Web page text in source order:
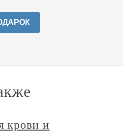
крови и